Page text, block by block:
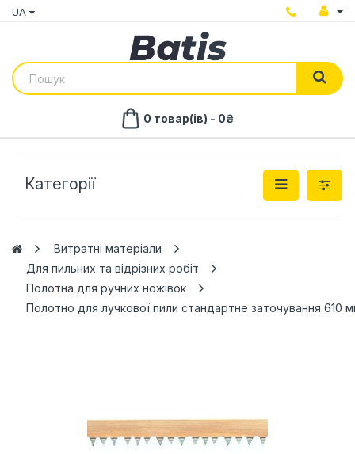
UA
0 товар(ів) - 0₴
Категорії
Витратні матеріали
Для пильних та відрізних робіт
Полотна для ручних ножівок
Полотно для лучкової пили стандартне заточування 610